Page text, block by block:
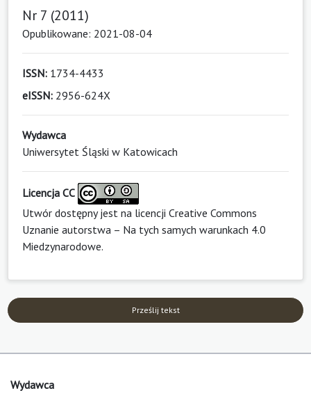
Nr 7 (2011)
Opublikowane: 2021-08-04
ISSN: 1734-4433
eISSN: 2956-624X
Wydawca
Uniwersytet Śląski w Katowicach
Licencja CC
Utwór dostępny jest na licencji Creative Commons
Uznanie autorstwa – Na tych samych warunkach 4.0
Miedzynarodowe.
Prześlij tekst
Wydawca